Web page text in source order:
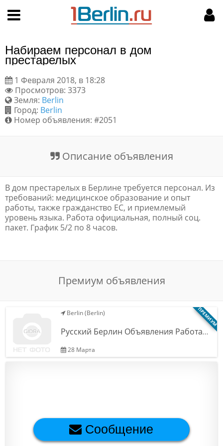
Поиск
Пользовательское соглашение
Правила доски объявлений
Текстовая реклама
Помощь
Обратная связь
МОЙ АККАУНТ
Мои объявления
Набираем персонал в дом
престарелых
1 Февраля 2018, в 18:28
Просмотров: 3373
Земля: Berlin
Город: Berlin
Номер объявления: #2051
Описание объявления
В дом престарелых в Берлине требуется персонал. Из
требований: медицинское образование и опыт
работы, также гражданство ЕС, и приемлемый
уровень языка. Работа официальная, полный соц.
пакет. График 5/2 по 8 часов.
Премиум объявления
ПРЕМИУМ
Berlin (Berlin)
Русский Берлин Объявления Работа…
28 Марта
Сообщение